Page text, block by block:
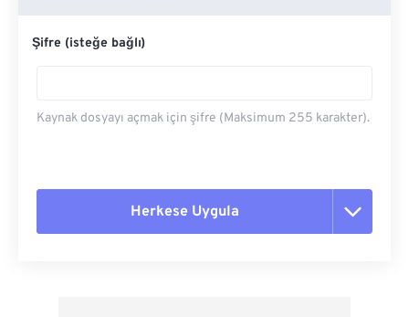
Url'den
Şifre (isteğe bağlı)
Kaynak dosyayı açmak için şifre (Maksimum 255 karakter).
Herkese Uygula